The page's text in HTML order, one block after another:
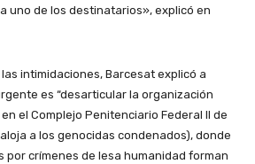
uno de los destinatarios», explicó en
intimidaciones, Barcesat explicó a
es “desarticular la organización
el Complejo Penitenciario Federal II de
a los genocidas condenados), donde
por crímenes de lesa humanidad forman